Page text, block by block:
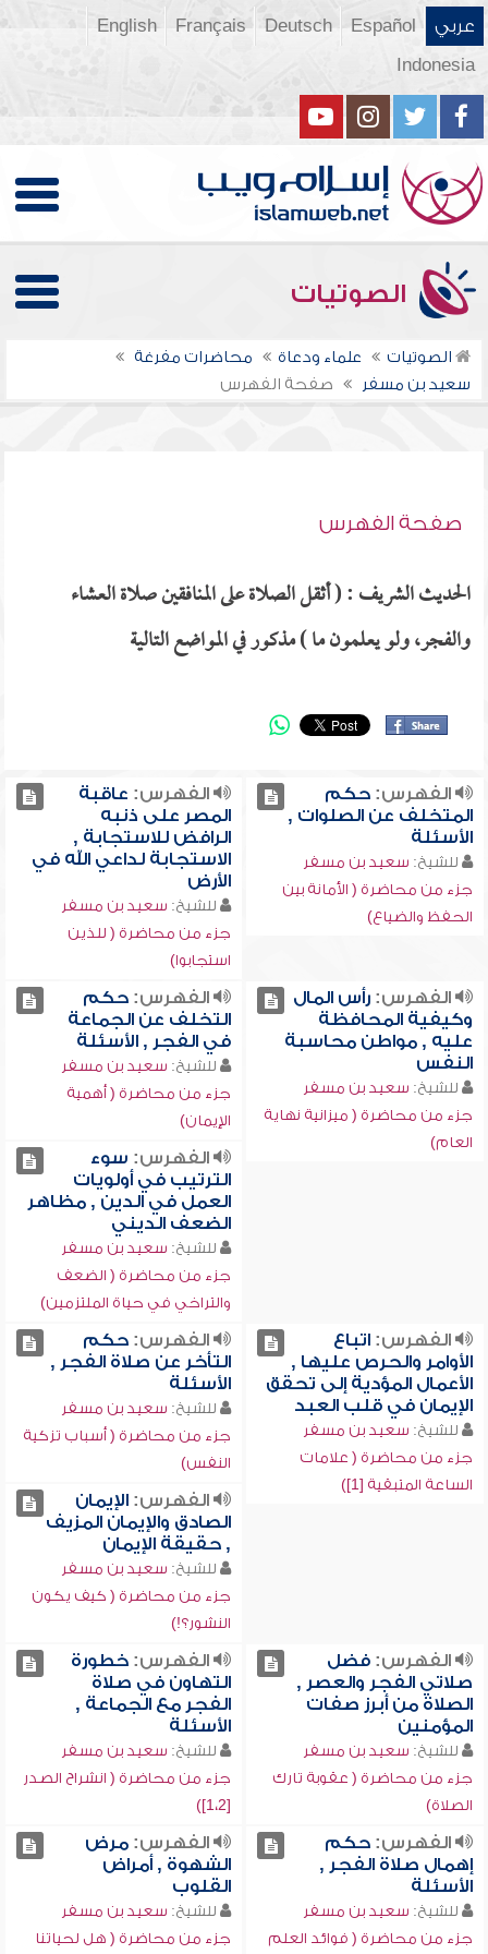
عربي Español
Deutsch
Français
English
Indonesia
الصوتيات
الصوتيات علماء ودعاة
محاضرات مفرغة
سعيد بن مسفر
صفحة الفهرس
صفحة الفهرس
الحديث الشريف : ( أثقل الصلاة على المنافقين صلاة العشاء
والفجر، ولو يعلمون ما ) مذكور في المواضع التالية
الفهرس:حكم
المتخلف عن الصلوات ,
الأسئلة
للشيخ: سعيد بن مسفر
جزء من محاضرة ( الأمانة بين
الحفظ والضياع)
الفهرس: عاقبة
المصر على ذنبه
الرافض للاستجابة ,
الاستجابة لداعي الله في
الأرض
للشيخ: سعيد بن مسفر
جزء من محاضرة ( للذين
استجابوا)
الفهرس:رأس المال
وكيفية المحافظة
عليه , مواطن محاسبة
النفس
للشيخ: سعيد بن مسفر
جزء من محاضرة ( ميزانية نهاية
العام)
الفهرس:حكم
التخلف عن الجماعة
في الفجر , الأسئلة
للشيخ: سعيد بن مسفر
جزء من محاضرة ( أهمية
الإيمان)
الفهرس: سوء
الترتيب في أولويات
العمل في الدين , مظاهر
الضعف الديني
للشيخ: سعيد بن مسفر
جزء من محاضرة ( الضعف
والتراخي في حياة الملتزمين)
الفهرس:اتباع
الأوامر والحرص عليها ,
الأعمال المؤدية إلى تحقق
الإيمان في قلب العبد
للشيخ: سعيد بن مسفر
جزء من محاضرة ( علامات
الساعة المتبقية [1])
الفهرس:حكم
التأخر عن صلاة الفجر ,
الأسئلة
للشيخ: سعيد بن مسفر
جزء من محاضرة ( أسباب تزكية
النفس)
الفهرس:الإيمان
الصادق والإيمان المزيف
, حقيقة الإيمان
للشيخ: سعيد بن مسفر
جزء من محاضرة ( كيف يكون
النشور؟!)
الفهرس:فضل
صلاتي الفجر والعصر ,
الصلاة من أبرز صفات
المؤمنين
للشيخ: سعيد بن مسفر
جزء من محاضرة ( عقوبة تارك
الصلاة)
الفهرس:خطورة
التهاون في صلاة
الفجر مع الجماعة ,
الأسئلة
للشيخ: سعيد بن مسفر
جزء من محاضرة ( انشراح الصدر
[1،2])
الفهرس:حكم
إهمال صلاة الفجر ,
الأسئلة
للشيخ: سعيد بن مسفر
جزء من محاضرة ( فوائد العلم
الفهرس:مرض
الشهوة , أمراض
القلوب
للشيخ: سعيد بن مسفر
جزء من محاضرة ( هل لحياتنا